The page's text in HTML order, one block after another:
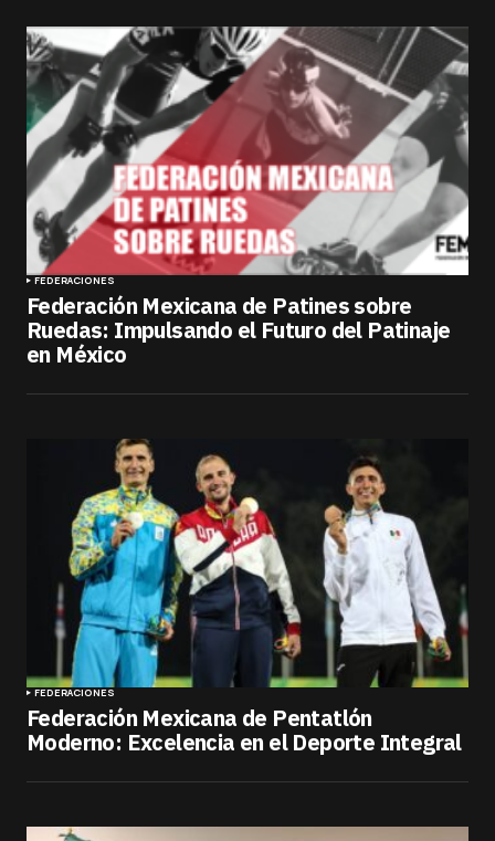
FEDERACIONES
Federación Mexicana de Patines sobre
Ruedas: Impulsando el Futuro del Patinaje
en México
FEDERACIONES
Federación Mexicana de Pentatlón
Moderno: Excelencia en el Deporte Integral